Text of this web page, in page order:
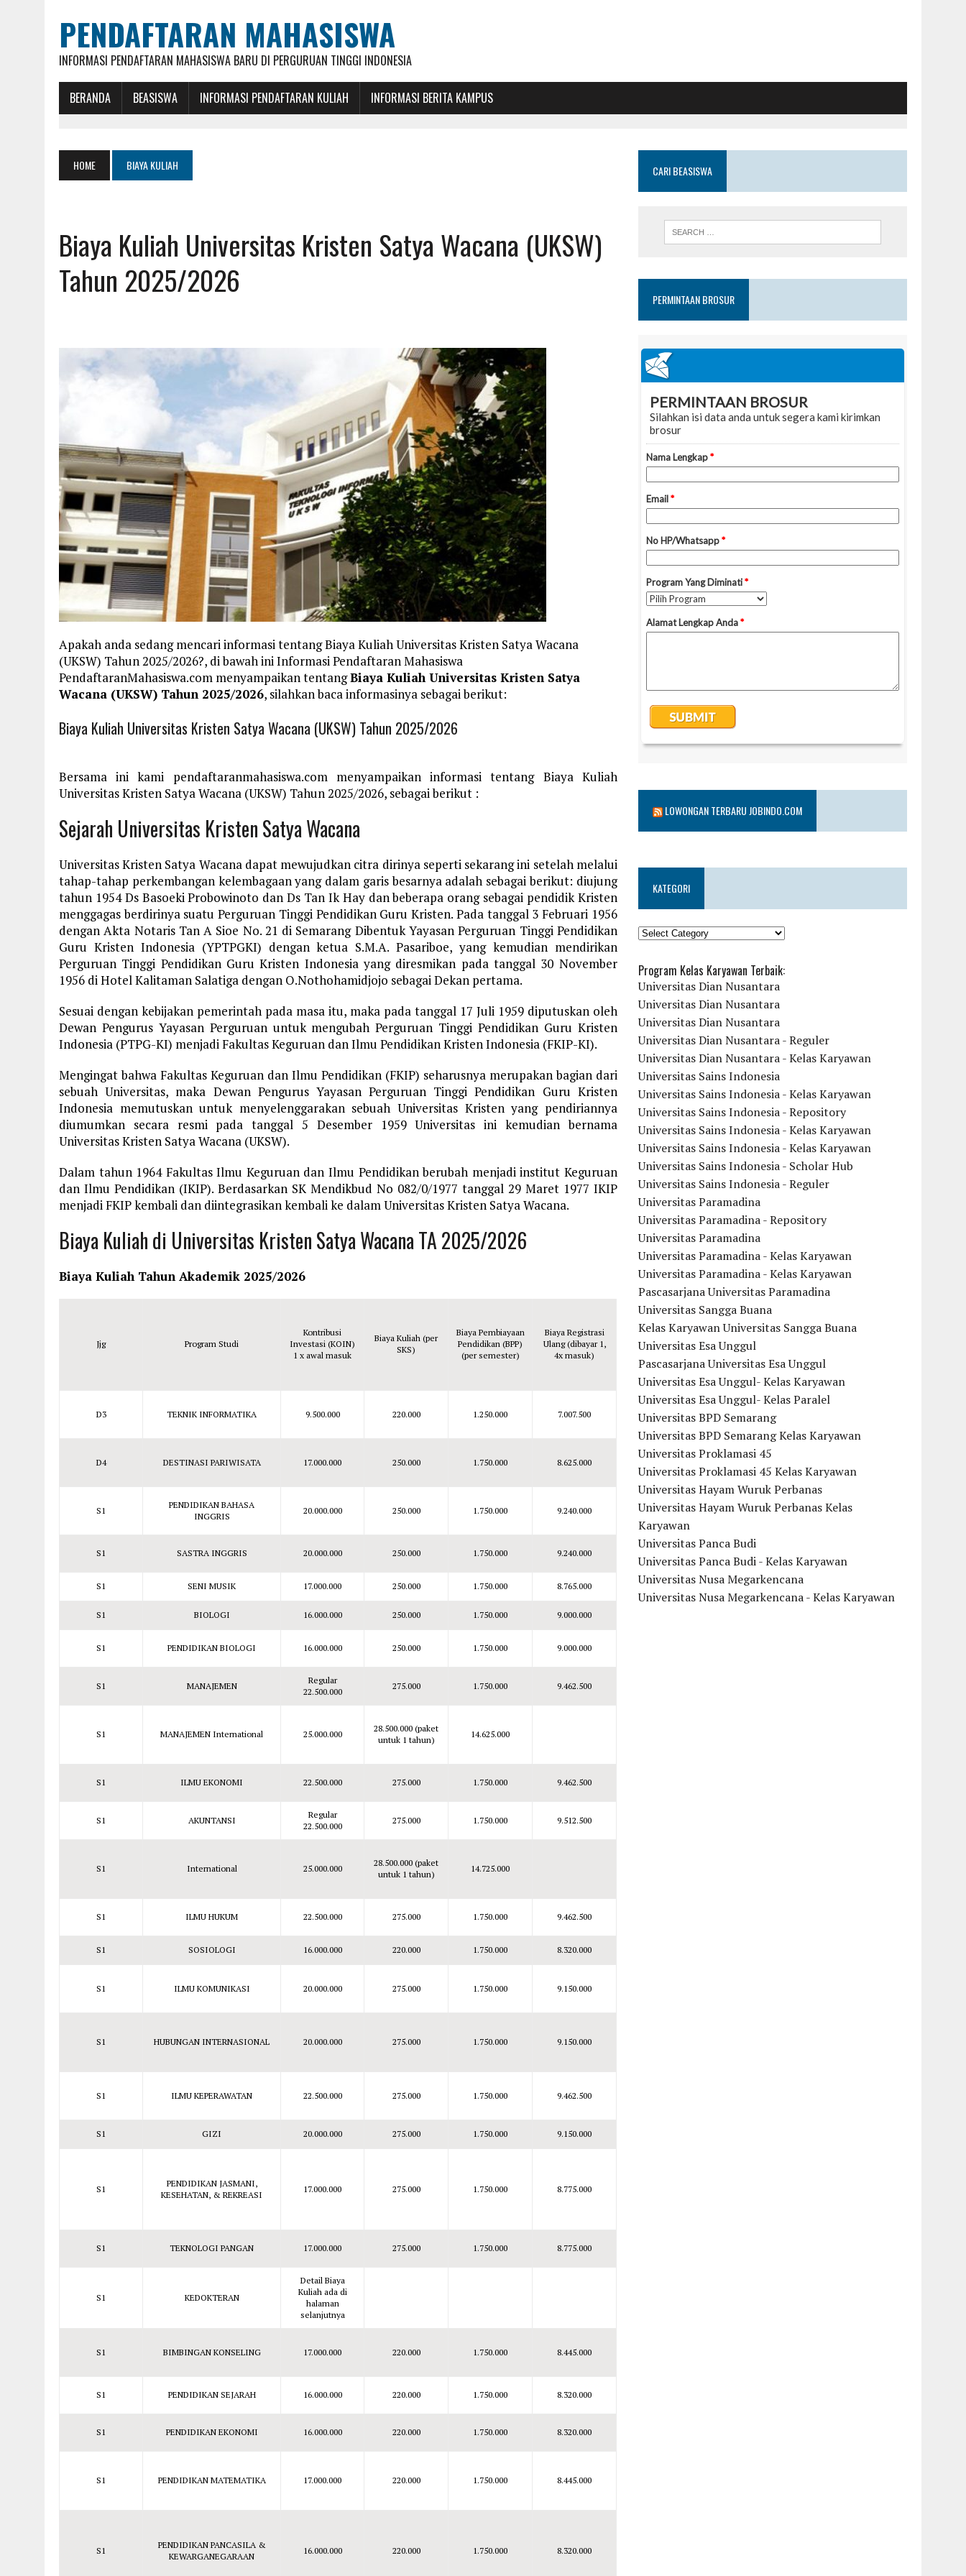
PENDAFTARAN MAHASISWA
INFORMASI PENDAFTARAN MAHASISWA BARU DI PERGURUAN TINGGI INDONESIA
BERANDA BEASISWA INFORMASI PENDAFTARAN KULIAH INFORMASI BERITA KAMPUS
HOME BIAYA KULIAH
Biaya Kuliah Universitas Kristen Satya Wacana (UKSW)
Tahun 2025/2026
Apakah anda sedang mencari informasi tentang Biaya Kuliah Universitas Kristen Satya Wacana
(UKSW) Tahun 2025/2026?, di bawah ini Informasi Pendaftaran Mahasiswa
PendaftaranMahasiswa.com menyampaikan tentangBiaya Kuliah Universitas Kristen Satya
Wacana (UKSW) Tahun 2025/2026, silahkan baca informasinya sebagai berikut:
Biaya Kuliah Universitas Kristen Satya Wacana (UKSW) Tahun 2025/2026
Bersama ini kami pendaftaranmahasiswa.com menyampaikan informasi tentang Biaya Kuliah
Universitas Kristen Satya Wacana (UKSW) Tahun 2025/2026, sebagai berikut :
Sejarah Universitas Kristen Satya Wacana
Universitas Kristen Satya Wacana dapat mewujudkan citra dirinya seperti sekarang ini setelah melalui
tahap-tahap perkembangan kelembagaan yang dalam garis besarnya adalah sebagai berikut: diujung
tahun 1954 Ds Basoeki Probowinoto dan Ds Tan Ik Hay dan beberapa orang sebagai pendidik Kristen
menggagas berdirinya suatu Perguruan Tinggi Pendidikan Guru Kristen. Pada tanggal 3 Februari 1956
dengan Akta Notaris Tan A Sioe No. 21 di Semarang Dibentuk Yayasan Perguruan Tinggi Pendidikan
Guru Kristen Indonesia (YPTPGKI) dengan ketua S.M.A. Pasariboe, yang kemudian mendirikan
Perguruan Tinggi Pendidikan Guru Kristen Indonesia yang diresmikan pada tanggal 30 November
1956 di Hotel Kalitaman Salatiga dengan O.Nothohamidjojo sebagai Dekan pertama.
Sesuai dengan kebijakan pemerintah pada masa itu, maka pada tanggal 17 Juli 1959 diputuskan oleh
Dewan Pengurus Yayasan Perguruan untuk mengubah Perguruan Tinggi Pendidikan Guru Kristen
Indonesia (PTPG-KI) menjadi Fakultas Keguruan dan Ilmu Pendidikan Kristen Indonesia (FKIP-KI).
Mengingat bahwa Fakultas Keguruan dan Ilmu Pendidikan (FKIP) seharusnya merupakan bagian dari
sebuah Universitas, maka Dewan Pengurus Yayasan Perguruan Tinggi Pendidikan Guru Kristen
Indonesia memutuskan untuk menyelenggarakan sebuah Universitas Kristen yang pendiriannya
diumumkan secara resmi pada tanggal 5 Desember 1959 Universitas ini kemudian bernama
Universitas Kristen Satya Wacana (UKSW).
Dalam tahun 1964 Fakultas Ilmu Keguruan dan Ilmu Pendidikan berubah menjadi institut Keguruan
dan Ilmu Pendidikan (IKIP). Berdasarkan SK Mendikbud No 082/0/1977 tanggal 29 Maret 1977 IKIP
menjadi FKIP kembali dan diintegrasikan kembali ke dalam Universitas Kristen Satya Wacana.
Biaya Kuliah di Universitas Kristen Satya Wacana TA 2025/2026
Biaya Kuliah Tahun Akademik 2025/2026
Jjg Program Studi
Kontribusi
Investasi (KOIN)
1 x awal masuk
Biaya Kuliah (per
SKS)
Biaya Pembiayaan
Pendidikan (BPP)
(per semester)
Biaya Registrasi
Ulang (dibayar 1,
4x masuk)
D3 TEKNIK INFORMATIKA 9.500.000 220.000 1.250.000 7.007.500
D4 DESTINASI PARIWISATA 17.000.000 250.000 1.750.000 8.625.000
S1
PENDIDIKAN BAHASA
INGGRIS
20.000.000 250.000 1.750.000 9.240.000
S1 SASTRA INGGRIS 20.000.000 250.000 1.750.000 9.240.000
S1 SENI MUSIK 17.000.000 250.000 1.750.000 8.765.000
S1 BIOLOGI 16.000.000 250.000 1.750.000 9.000.000
S1 PENDIDIKAN BIOLOGI 16.000.000 250.000 1.750.000 9.000.000
S1 MANAJEMEN
Regular
22.500.000
275.000 1.750.000 9.462.500
S1 MANAJEMEN International 25.000.000
28.500.000 (paket
untuk 1 tahun)
14.625.000
S1 ILMU EKONOMI 22.500.000 275.000 1.750.000 9.462.500
S1 AKUNTANSI
Regular
22.500.000
275.000 1.750.000 9.512.500
S1 International 25.000.000
28.500.000 (paket
untuk 1 tahun)
14.725.000
S1 ILMU HUKUM 22.500.000 275.000 1.750.000 9.462.500
S1 SOSIOLOGI 16.000.000 220.000 1.750.000 8.320.000
S1 ILMU KOMUNIKASI 20.000.000 275.000 1.750.000 9.150.000
S1 HUBUNGAN INTERNASIONAL 20.000.000 275.000 1.750.000 9.150.000
S1 ILMU KEPERAWATAN 22.500.000 275.000 1.750.000 9.462.500
S1 GIZI 20.000.000 275.000 1.750.000 9.150.000
S1
PENDIDIKAN JASMANI,
KESEHATAN, & REKREASI
17.000.000 275.000 1.750.000 8.775.000
S1 TEKNOLOGI PANGAN 17.000.000 275.000 1.750.000 8.775.000
S1 KEDOKTERAN
Detail Biaya
Kuliah ada di
halaman
selanjutnya
S1 BIMBINGAN KONSELING 17.000.000 220.000 1.750.000 8.445.000
S1 PENDIDIKAN SEJARAH 16.000.000 220.000 1.750.000 8.320.000
S1 PENDIDIKAN EKONOMI 16.000.000 220.000 1.750.000 8.320.000
S1 PENDIDIKAN MATEMATIKA 17.000.000 220.000 1.750.000 8.445.000
S1
PENDIDIKAN PANCASILA &
KEWARGANEGARAAN
16.000.000 220.000 1.750.000 8.320.000
CARI BEASISWA
PERMINTAAN BROSUR
LOWONGAN TERBARU JOBINDO.COM
KATEGORI
KATEGORI
Program Kelas Karyawan Terbaik:
Universitas Dian Nusantara
Universitas Dian Nusantara
Universitas Dian Nusantara
Universitas Dian Nusantara - Reguler
Universitas Dian Nusantara - Kelas Karyawan
Universitas Sains Indonesia
Universitas Sains Indonesia - Kelas Karyawan
Universitas Sains Indonesia - Repository
Universitas Sains Indonesia - Kelas Karyawan
Universitas Sains Indonesia - Kelas Karyawan
Universitas Sains Indonesia - Scholar Hub
Universitas Sains Indonesia - Reguler
Universitas Paramadina
Universitas Paramadina - Repository
Universitas Paramadina
Universitas Paramadina - Kelas Karyawan
Universitas Paramadina - Kelas Karyawan
Pascasarjana Universitas Paramadina
Universitas Sangga Buana
Kelas Karyawan Universitas Sangga Buana
Universitas Esa Unggul
Pascasarjana Universitas Esa Unggul
Universitas Esa Unggul- Kelas Karyawan
Universitas Esa Unggul- Kelas Paralel
Universitas BPD Semarang
Universitas BPD Semarang Kelas Karyawan
Universitas Proklamasi 45
Universitas Proklamasi 45 Kelas Karyawan
Universitas Hayam Wuruk Perbanas
Universitas Hayam Wuruk Perbanas Kelas
Karyawan
Universitas Panca Budi
Universitas Panca Budi - Kelas Karyawan
Universitas Nusa Megarkencana
Universitas Nusa Megarkencana - Kelas Karyawan